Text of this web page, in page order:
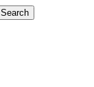
Search